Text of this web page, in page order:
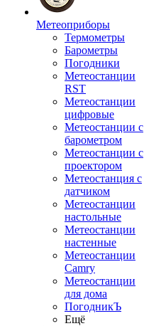
Метеоприборы
Термометры
Барометры
Погодники
Метеостанции
RST
Метеостанции
цифровые
Метеостанции с
барометром
Метеостанции с
проектором
Метеостанция с
датчиком
Метеостанции
настольные
Метеостанции
настенные
Метеостанции
Camry
Метеостанции
для дома
ПогодникЪ
Ещё